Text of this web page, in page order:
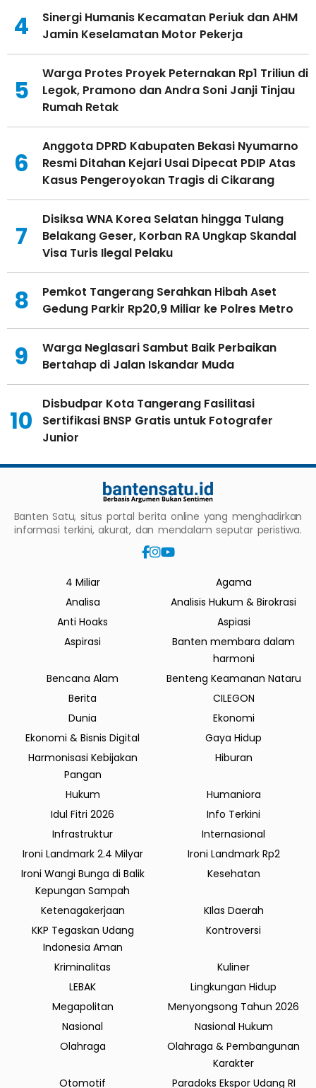
4
Sinergi Humanis Kecamatan Periuk dan AHM
Jamin Keselamatan Motor Pekerja
5
Warga Protes Proyek Peternakan Rp1 Triliun di
Legok, Pramono dan Andra Soni Janji Tinjau
Rumah Retak
6
Anggota DPRD Kabupaten Bekasi Nyumarno
Resmi Ditahan Kejari Usai Dipecat PDIP Atas
Kasus Pengeroyokan Tragis di Cikarang
7
Disiksa WNA Korea Selatan hingga Tulang
Belakang Geser, Korban RA Ungkap Skandal
Visa Turis Ilegal Pelaku
8
Pemkot Tangerang Serahkan Hibah Aset
Gedung Parkir Rp20,9 Miliar ke Polres Metro
9
Warga Neglasari Sambut Baik Perbaikan
Bertahap di Jalan Iskandar Muda
10
Disbudpar Kota Tangerang Fasilitasi
Sertifikasi BNSP Gratis untuk Fotografer
Junior
Banten Satu, situs portal berita online yang menghadirkan
informasi terkini, akurat, dan mendalam seputar peristiwa.
4 Miliar
Agama
Analisa
Analisis Hukum & Birokrasi
Anti Hoaks
Aspiasi
Aspirasi
Banten membara dalam
harmoni
Bencana Alam
Benteng Keamanan Nataru
Berita
CILEGON
Dunia
Ekonomi
Ekonomi & Bisnis Digital
Gaya Hidup
Harmonisasi Kebijakan
Pangan
Hiburan
Hukum
Humaniora
Idul Fitri 2026
Info Terkini
Infrastruktur
Internasional
Ironi Landmark 2.4 Milyar
Ironi Landmark Rp2
Ironi Wangi Bunga di Balik
Kepungan Sampah
Kesehatan
Ketenagakerjaan
KIlas Daerah
KKP Tegaskan Udang
Indonesia Aman
Kontroversi
Kriminalitas
Kuliner
LEBAK
Lingkungan Hidup
Megapolitan
Menyongsong Tahun 2026
Nasional
Nasional Hukum
Olahraga
Olahraga & Pembangunan
Karakter
Otomotif
Paradoks Ekspor Udang RI